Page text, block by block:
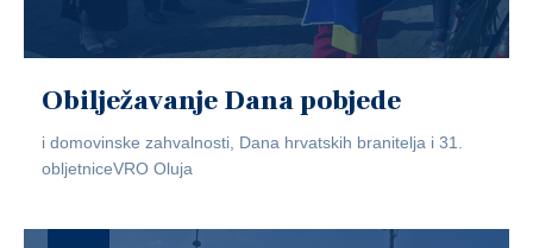
Obilježavanje Dana pobjede
i domovinske zahvalnosti, Dana hrvatskih branitelja i 31.
obljetniceVRO Oluja